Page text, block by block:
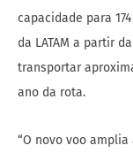
capacidade para
da LATAM a partir
transportar
ano da rota.
“O novo voo